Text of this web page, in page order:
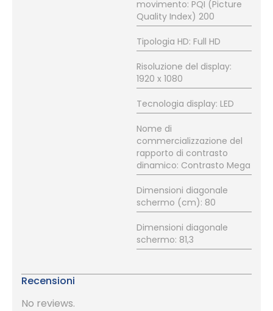
movimento: PQI (Picture
Quality Index) 200
Tipologia HD: Full HD
Risoluzione del display:
1920 x 1080
Tecnologia display: LED
Nome di
commercializzazione del
rapporto di contrasto
dinamico: Contrasto Mega
Dimensioni diagonale
schermo (cm): 80
Dimensioni diagonale
schermo: 81,3
Recensioni
No reviews.